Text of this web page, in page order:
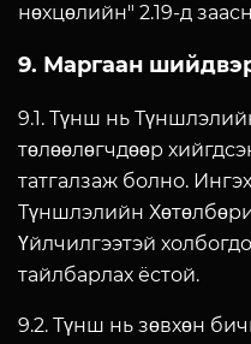
нөхцөлийн" 2.19-д
9. Маргаан
9.1. Түнш нь
төлөөлөгчдөөр
татгалзаж болно.
Түншлэлийн
Үйлчилгээтэй
тайлбарлах ёстой.
9.2. Түнш нь зөвхөн